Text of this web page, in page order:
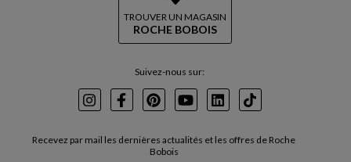
TROUVER UN MAGASIN
ROCHE BOBOIS
Suivez-nous sur:
InstagramFacebookPinterest
YoutubeLinkedInTikTok
Recevez par mail les dernières actualités et les offres de Roche
Bobois